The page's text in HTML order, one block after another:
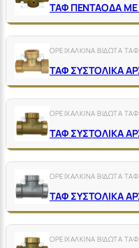
ΟΡΕΙΧΑΛΚΙΝΑ ΒΙΔΩΤΑ ΤΑΦ
ΟΡΕΙΧΑΛΚΙΝΑ ΒΙΔΩΤΑ ΤΑΦ
ΟΡΕΙΧΑΛΚΙΝΑ ΒΙΔΩΤΑ ΤΑΦ
ΟΡΕΙΧΑΛΚΙΝΑ ΒΙΔΩΤΑ ΤΑΦ